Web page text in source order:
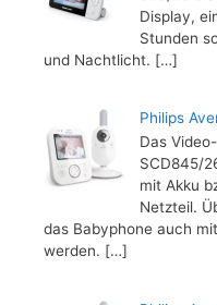
Display,
Stunden
und Nachtlicht. […]
Philips
Das
SCD845/
mit Akku
Netzteil.
das Babyphone auch
werden. […]